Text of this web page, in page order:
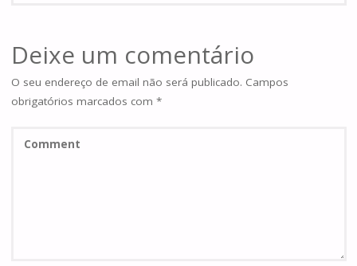
Deixe um comentário
O seu endereço de email não será publicado. Campos
obrigatórios marcados com *